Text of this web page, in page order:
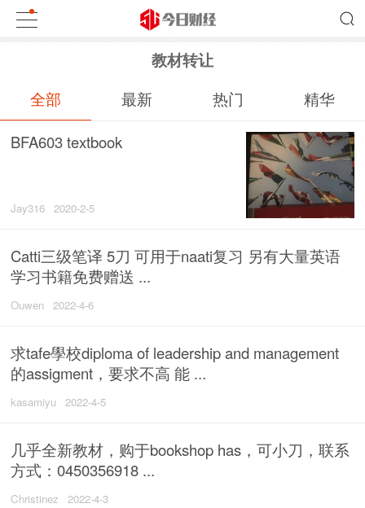
教材转让
全部 最新 热门 精华
BFA603 textbook
Jay316 2020-2-5
Catti三级笔译 5刀 可用于naati复习 另有大量英语
学习书籍免费赠送 ...
Ouwen 2022-4-6
求tafe學校diploma of leadership and management
的assigment，要求不高 能 ...
kasamiyu 2022-4-5
几乎全新教材，购于bookshop has，可小刀，联系
方式：0450356918 ...
Christinez 2022-4-3